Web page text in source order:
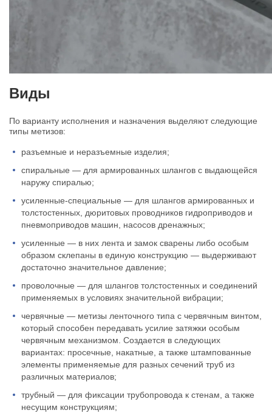
Виды
По варианту исполнения и назначения выделяют следующие
типы метизов:
разъемные и неразъемные изделия;
спиральные — для армированных шлангов с выдающейся
наружу спиралью;
усиленные-специальные — для шлангов армированных и
толстостенных, дюритовых проводников гидроприводов и
пневмоприводов машин, насосов дренажных;
усиленные — в них лента и замок сварены либо особым
образом склепаны в единую конструкцию — выдерживают
достаточно значительное давление;
проволочные — для шлангов толстостенных и соединений
применяемых в условиях значительной вибрации;
червячные — метизы ленточного типа с червячным винтом,
который способен передавать усилие затяжки особым
червячным механизмом. Создается в следующих
вариантах: просечные, накатные, а также штампованные
элементы применяемые для разных сечений труб из
различных материалов;
трубный — для фиксации трубопровода к стенам, а также
несущим конструкциям;